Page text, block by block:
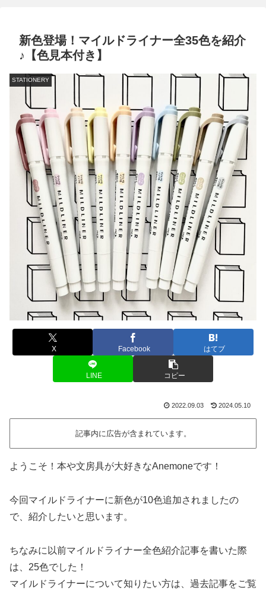
新色登場！マイルドライナー全35色を紹介
♪【色見本付き】
STATIONERY
X Facebook はてブ
LINE コピー
2022.09.03 2024.05.10
記事内に広告が含まれています。
ようこそ！本や文房具が大好きなAnemoneです！
今回マイルドライナーに新色が10色追加されましたの
で、紹介したいと思います。
ちなみに以前マイルドライナー全色紹介記事を書いた際
は、25色でした！
マイルドライナーについて知りたい方は、過去記事をご覧